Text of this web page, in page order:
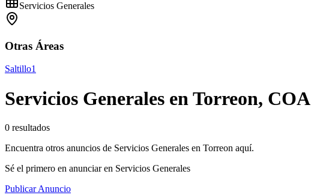
Servicios Generales
Otras Áreas
Saltillo1
Servicios Generales en Torreon, COA
0 resultados
Encuentra otros anuncios de Servicios Generales en Torreon aquí.
Sé el primero en anunciar en Servicios Generales
Publicar Anuncio